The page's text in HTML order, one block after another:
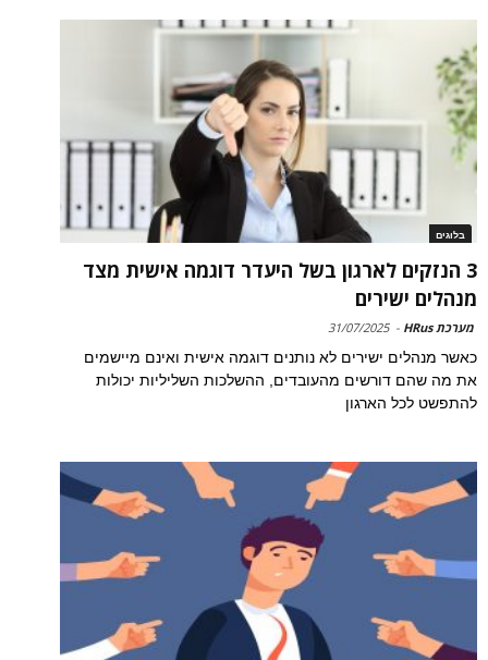
בלוגים
3 הנזקים לארגון בשל היעדר דוגמה אישית מצד
מנהלים ישירים
מערכת HRus -
31/07/2025
כאשר מנהלים ישירים לא נותנים דוגמה אישית ואינם מיישמים
את מה שהם דורשים מהעובדים, ההשלכות השליליות יכולות
להתפשט לכל הארגון